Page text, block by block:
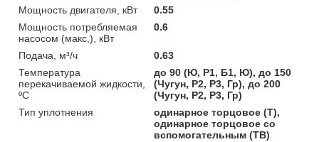
Мощность двигателя, кВт
0.55
Мощность потребляемая
насосом (макс,), кВт
0.6
Подача, м³/ч
0.63
Температура
перекачиваемой жидкости,
ºС
до 90 (Ю, Р1, Б1, Ю), до 150
(Чугун, Р2, Р3, Гр), до 200
(Чугун, Р2, Р3, Гр)
Тип уплотнения
одинарное торцовое (Т),
одинарное торцовое со
вспомогательным (ТВ)